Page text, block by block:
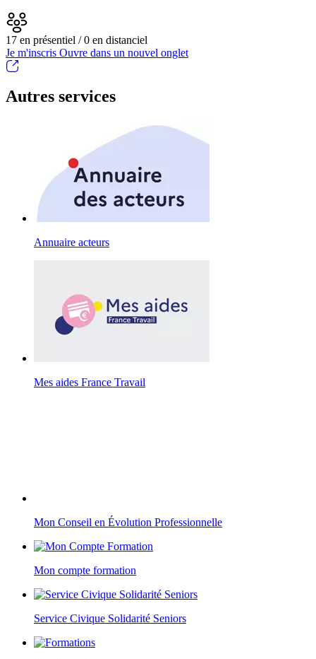
17 en présentiel / 0 en distanciel
Je m'inscris Ouvre dans un nouvel onglet
Autres services
Annuaire acteurs
Mes aides France Travail
Mon Conseil en Évolution Professionnelle
Mon compte formation
Service Civique Solidarité Seniors